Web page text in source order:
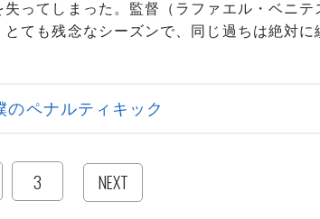
ってしまった。監督（ラファエル・ベニテ
ても残念なシーズンで、同じ過ちは絶対に
ペナルティキック
3 NEXT